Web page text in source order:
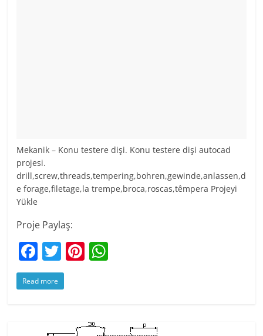
Mekanik – Konu testere dişi. Konu testere dişi autocad
projesi.
drill,screw,threads,tempering,bohren,gewinde,anlassen,d
e forage,filetage,la trempe,broca,roscas,têmpera Projeyi
Yükle
Proje Paylaş:
F
a
c
T
w
itt
Pi
st
Read more